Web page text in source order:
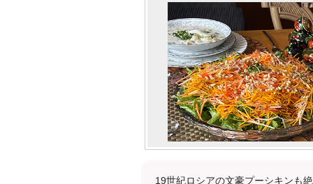
19世紀ロシアの文豪プーシキンも